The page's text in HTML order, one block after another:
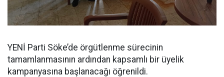
YENİ Parti Söke’de örgütlenme sürecinin
tamamlanmasının ardından kapsamlı bir üyelik
kampanyasına başlanacağı öğrenildi.